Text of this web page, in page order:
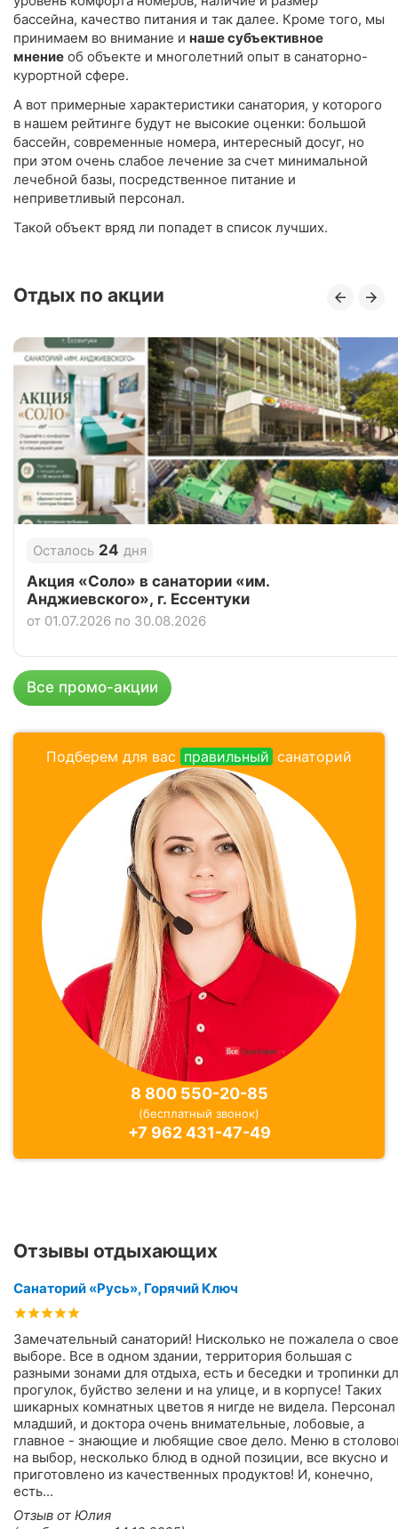
бассейна, качество питания и так далее. Кроме того, мы
принимаем во внимание и наше субъективное
мнение об объекте и многолетний опыт в санаторно-
курортной сфере.
А вот примерные характеристики санатория, у которого
в нашем рейтинге будут не высокие оценки: большой
бассейн, современные номера, интересный досуг, но
при этом очень слабое лечение за счет минимальной
лечебной базы, посредственное питание и
неприветливый персонал.
Такой объект вряд ли попадет в список лучших.
Отдых по акции
Осталось 24 дня
Акция «Соло» в санатории «им.
Анджиевского», г. Ессентуки
от 01.07.2026 по 30.08.2026
Все промо-акции
Подберем для вас правильный санаторий
8 800 550-20-85
(бесплатный звонок)
+7 962 431-47-49
Отзывы отдыхающих
Санаторий «Русь», Горячий Ключ
Замечательный санаторий! Нисколько не пожалела о
выборе. Все в одном здании, территория большая с
разными зонами для отдыха, есть и беседки и тропинки
прогулок, буйство зелени и на улице, и в корпусе! Таких
шикарных комнатных цветов я нигде не видела. Персонал
младший, и доктора очень внимательные, лобовые, а
главное - знающие и любящие свое дело. Меню в
на выбор, несколько блюд в одной позиции, все вкусно и
приготовлено из качественных продуктов! И, конечно,
есть...
Отзыв от Юлия